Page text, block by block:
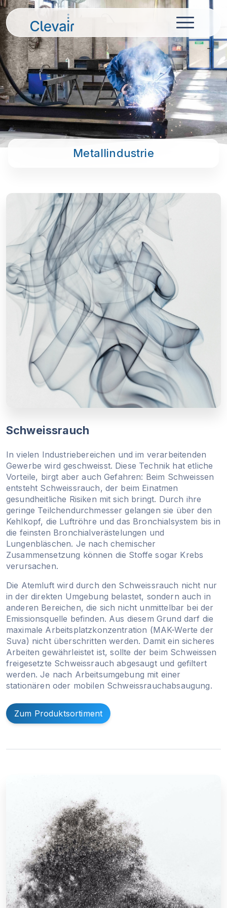
Metallindustrie
Schweissrauch
In vielen Industriebereichen und im verarbeitenden
Gewerbe wird geschweisst. Diese Technik hat etliche
Vorteile, birgt aber auch Gefahren: Beim Schweissen
entsteht Schweissrauch, der beim Einatmen
gesundheitliche Risiken mit sich bringt. Durch ihre
geringe Teilchendurchmesser gelangen sie über den
Kehlkopf, die Luftröhre und das Bronchialsystem bis in
die feinsten Bronchialverästelungen und
Lungenbläschen. Je nach chemischer
Zusammensetzung können die Stoffe sogar Krebs
verursachen.
Die Atemluft wird durch den Schweissrauch nicht nur
in der direkten Umgebung belastet, sondern auch in
anderen Bereichen, die sich nicht unmittelbar bei der
Emissionsquelle befinden. Aus diesem Grund darf die
maximale Arbeitsplatzkonzentration (MAK-Werte der
Suva) nicht überschritten werden. Damit ein sicheres
Arbeiten gewährleistet ist, sollte der beim Schweissen
freigesetzte Schweissrauch abgesaugt und gefiltert
werden. Je nach Arbeitsumgebung mit einer
stationären oder mobilen Schweissrauchabsaugung.
Zum Produktsortiment